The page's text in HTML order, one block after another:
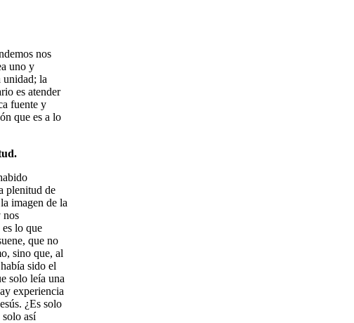
nos
uno y
unidad; la
es atender
fuente y
que es a lo
plenitud de
imagen de la
nos
lo que
que no
sino que, al
sido el
solo leía una
experiencia
¿Es solo
solo así